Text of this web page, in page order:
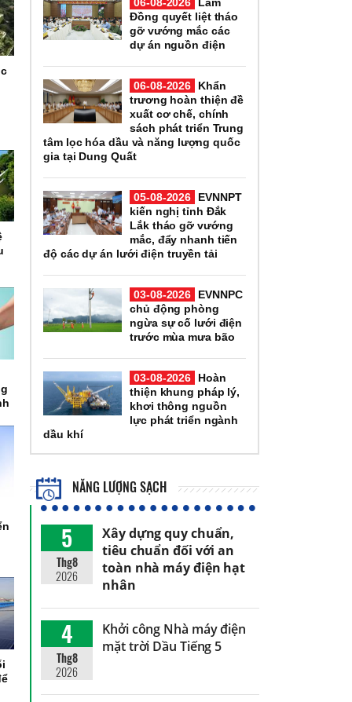
Đồng quyết liệt tháo
gỡ vướng mắc các
dự án nguồn điện
06-08-2026
Khẩn
trương hoàn thiện đề
xuất cơ chế, chính
sách phát triển Trung
tâm lọc hóa dầu và năng lượng quốc
gia tại Dung Quất
05-08-2026
EVNNPT
kiến nghị tỉnh Đắk
Lắk tháo gỡ vướng
mắc, đẩy nhanh tiến
độ các dự án lưới điện truyền tải
03-08-2026
EVNNPC
chủ động phòng
ngừa sự cố lưới điện
trước mùa mưa bão
03-08-2026
Hoàn
thiện khung pháp lý,
khơi thông nguồn
lực phát triển ngành
dầu khí
NĂNG LƯỢNG SẠCH
5
Thg8
2026
Xây dựng quy chuẩn,
tiêu chuẩn đối với an
toàn nhà máy điện hạt
nhân
4
Thg8
2026
Khởi công Nhà máy điện
mặt trời Dầu Tiếng 5